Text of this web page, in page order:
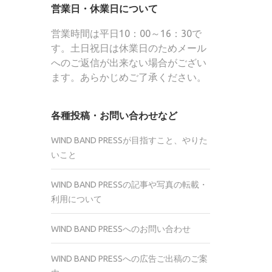
営業日・休業日について
営業時間は平日10：00～16：30で
す。土日祝日は休業日のためメール
へのご返信が出来ない場合がござい
ます。あらかじめご了承ください。
各種投稿・お問い合わせなど
WIND BAND PRESSが目指すこと、やりた
いこと
WIND BAND PRESSの記事や写真の転載・
利用について
WIND BAND PRESSへのお問い合わせ
WIND BAND PRESSへの広告ご出稿のご案